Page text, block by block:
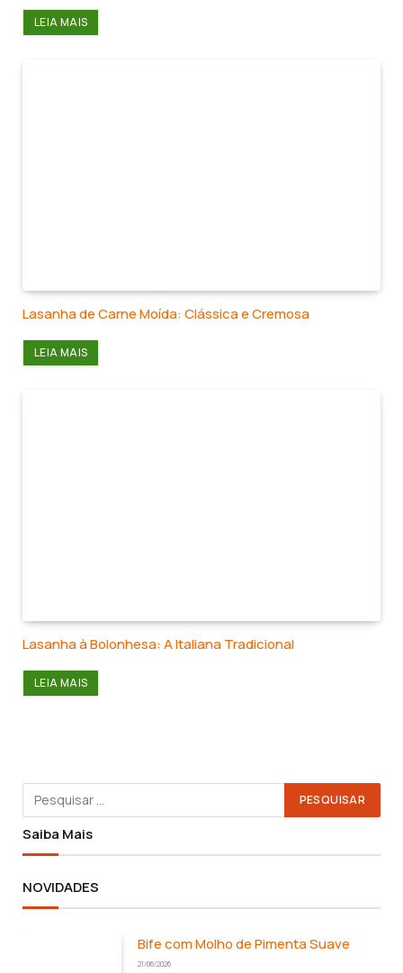
LEIA MAIS
Lasanha de Carne Moída: Clássica e Cremosa
LEIA MAIS
Lasanha à Bolonhesa: A Italiana Tradicional
LEIA MAIS
Saiba Mais
NOVIDADES
Bife com Molho de Pimenta Suave
21/06/2026